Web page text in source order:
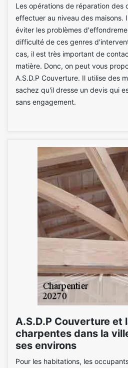
Les opérations de réparation des
effectuer au niveau des maisons.
éviter les problèmes
difficulté de ces genres
cas, il est très important de
matière. Donc, on peut vous
A.S.D.P Couverture. Il utilise des
sachez qu'il dresse un devis qui
sans engagement.
A.S.D.P Couverture et
charpentes dans la
ses environs
Pour les habitations, les